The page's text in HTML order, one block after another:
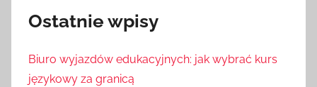
Ostatnie wpisy
Biuro wyjazdów edukacyjnych: jak wybrać kurs
językowy za granicą